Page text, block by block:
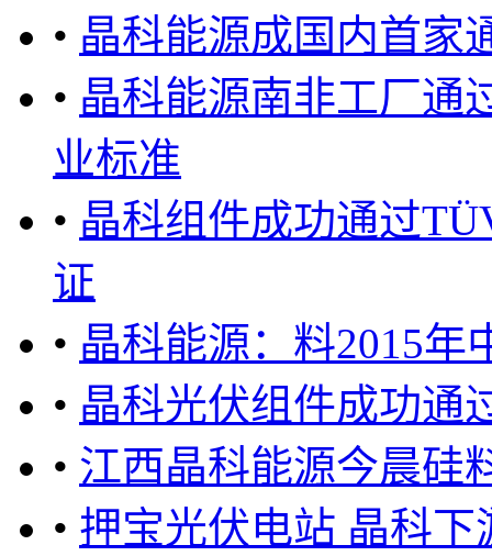
• 晶科能源成国内首家
• 晶科能源南非工厂通
业标准
• 晶科组件成功通过
证
• 晶科能源：料2015年
• 晶科光伏组件成功通
• 江西晶科能源今晨硅
• 押宝光伏电站 晶科